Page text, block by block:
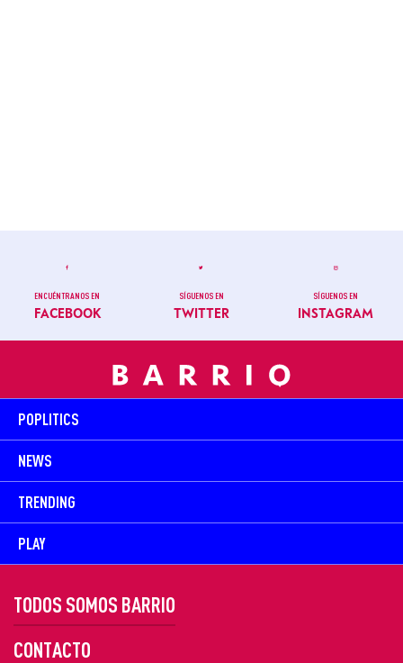
ENCUÉNTRANOS EN
FACEBOOK
SÍGUENOS EN
TWITTER
SÍGUENOS EN
INSTAGRAM
POPLITICS
NEWS
TRENDING
PLAY
TODOS SOMOS BARRIO
CONTACTO